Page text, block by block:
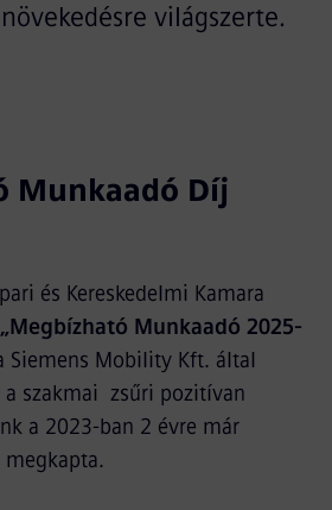
világszerte.
Munkaadó Díj
és Kereskedelmi Kamara
„Megbízható Munkaadó 2025-
Siemens Mobility Kft. által
szakmai zsűri pozitívan
a 2023-ban 2 évre már